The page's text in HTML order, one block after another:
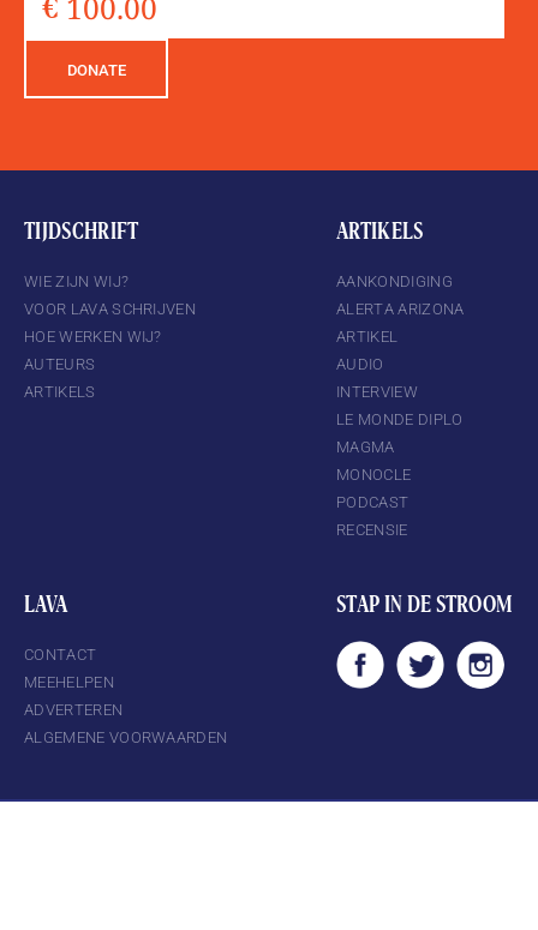
DONATE
TIJDSCHRIFT
WIE ZIJN WIJ?
VOOR LAVA SCHRIJVEN
HOE WERKEN WIJ?
AUTEURS
ARTIKELS
ARTIKELS
AANKONDIGING
ALERTA ARIZONA
ARTIKEL
AUDIO
INTERVIEW
LE MONDE DIPLO
MAGMA
MONOCLE
PODCAST
RECENSIE
LAVA
CONTACT
MEEHELPEN
ADVERTEREN
ALGEMENE VOORWAARDEN
STAP IN DE STROOM